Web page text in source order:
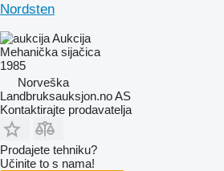
Nordsten
Aukcija
Mehanička sijačica
1985
Norveška
Landbruksauksjon.no AS
Kontaktirajte prodavatelja
Prodajete tehniku?
Učinite to s nama!